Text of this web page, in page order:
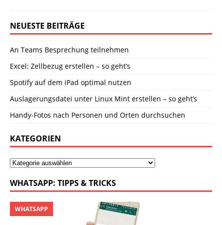
NEUESTE BEITRÄGE
An Teams Besprechung teilnehmen
Excel: Zellbezug erstellen – so geht’s
Spotify auf dem iPad optimal nutzen
Auslagerungsdatei unter Linux Mint erstellen – so geht’s
Handy-Fotos nach Personen und Orten durchsuchen
KATEGORIEN
WHATSAPP: TIPPS & TRICKS
WHATSAPP